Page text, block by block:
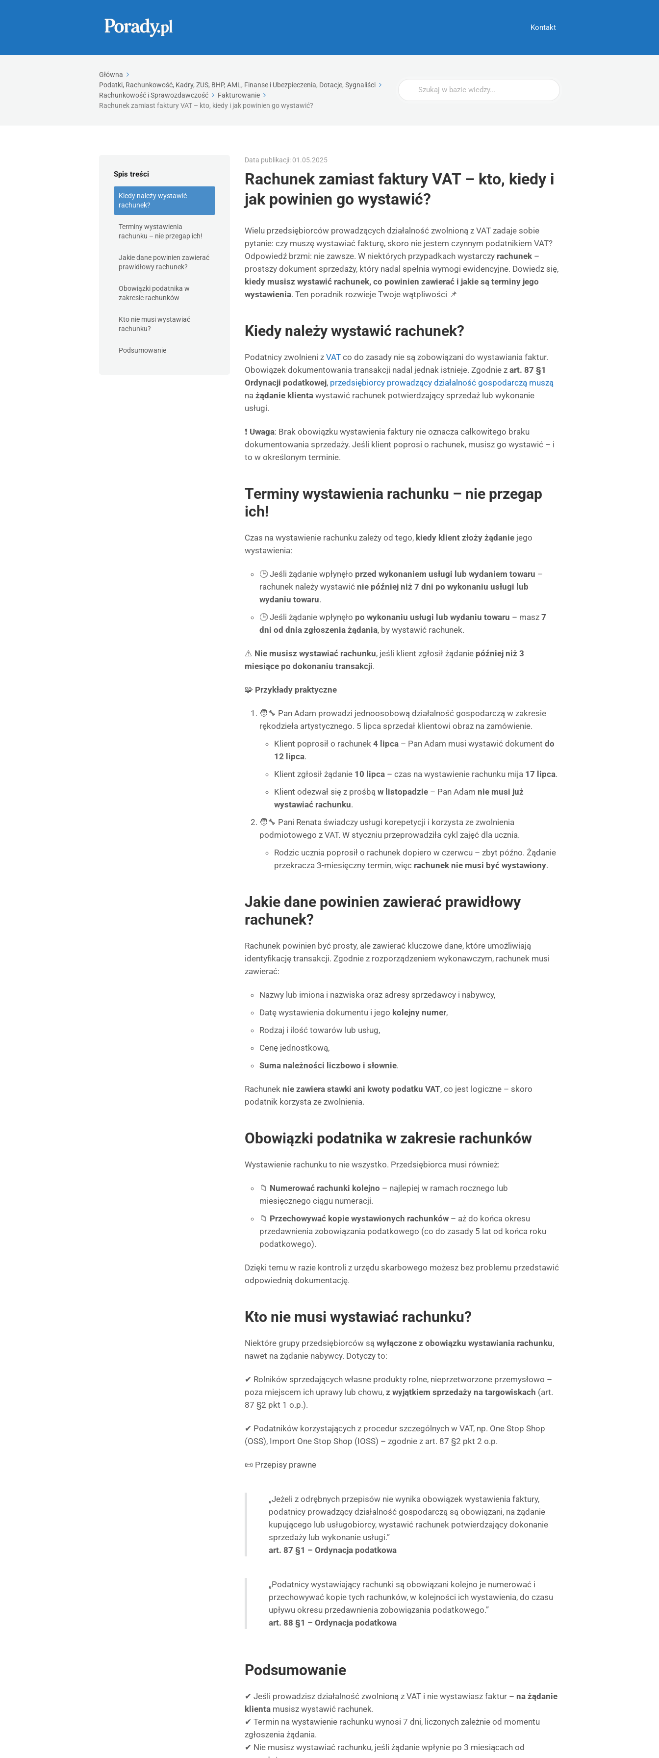
Kontakt
Główna
Podatki, Rachunkowość, Kadry, ZUS, BHP, AML, Finanse i Ubezpieczenia, Dotacje, Sygnaliści
Rachunkowość i Sprawozdawczość
Fakturowanie
Rachunek zamiast faktury VAT – kto, kiedy i jak powinien go wystawić?
Wyszukaj
Spis treści
Kiedy należy wystawić
rachunek?
Terminy wystawienia
rachunku – nie przegap ich!
Jakie dane powinien zawierać
prawidłowy rachunek?
Obowiązki podatnika w
zakresie rachunków
Kto nie musi wystawiać
rachunku?
Podsumowanie
Data publikacji: 01.05.2025
Rachunek zamiast faktury VAT – kto, kiedy i
jak powinien go wystawić?
Wielu przedsiębiorców prowadzących działalność zwolnioną z VAT zadaje sobie
pytanie: czy muszę wystawiać fakturę, skoro nie jestem czynnym podatnikiem VAT?
Odpowiedź brzmi: nie zawsze. W niektórych przypadkach wystarczy rachunek –
prostszy dokument sprzedaży, który nadal spełnia wymogi ewidencyjne. Dowiedz się,
kiedy musisz wystawić rachunek, co powinien zawierać i jakie są terminy jego
wystawienia. Ten poradnik rozwieje Twoje wątpliwości 📌
Kiedy należy wystawić rachunek?
Podatnicy zwolnieni z VAT co do zasady nie są zobowiązani do wystawiania faktur.
Obowiązek dokumentowania transakcji nadal jednak istnieje. Zgodnie z art. 87 §1
Ordynacji podatkowej, przedsiębiorcy prowadzący działalność gospodarczą muszą
na żądanie klienta wystawić rachunek potwierdzający sprzedaż lub wykonanie
usługi.
❗ Uwaga: Brak obowiązku wystawienia faktury nie oznacza całkowitego braku
dokumentowania sprzedaży. Jeśli klient poprosi o rachunek, musisz go wystawić – i
to w określonym terminie.
Terminy wystawienia rachunku – nie przegap
ich!
Czas na wystawienie rachunku zależy od tego, kiedy klient złoży żądanie jego
wystawienia:
🕒 Jeśli żądanie wpłynęło przed wykonaniem usługi lub wydaniem towaru –
rachunek należy wystawić nie później niż 7 dni po wykonaniu usługi lub
wydaniu towaru.
🕒 Jeśli żądanie wpłynęło po wykonaniu usługi lub wydaniu towaru – masz 7
dni od dnia zgłoszenia żądania, by wystawić rachunek.
⚠️ Nie musisz wystawiać rachunku, jeśli klient zgłosił żądanie później niż 3
miesiące po dokonaniu transakcji.
🧩 Przykłady praktyczne
🧑‍🔧 Pan Adam prowadzi jednoosobową działalność gospodarczą w zakresie
rękodzieła artystycznego. 5 lipca sprzedał klientowi obraz na zamówienie.
Klient poprosił o rachunek 4 lipca – Pan Adam musi wystawić dokument do
12 lipca.
Klient zgłosił żądanie 10 lipca – czas na wystawienie rachunku mija 17 lipca.
Klient odezwał się z prośbą w listopadzie – Pan Adam nie musi już
wystawiać rachunku.
🧑‍🔧 Pani Renata świadczy usługi korepetycji i korzysta ze zwolnienia
podmiotowego z VAT. W styczniu przeprowadziła cykl zajęć dla ucznia.
Rodzic ucznia poprosił o rachunek dopiero w czerwcu – zbyt późno. Żądanie
przekracza 3-miesięczny termin, więc rachunek nie musi być wystawiony.
Jakie dane powinien zawierać prawidłowy
rachunek?
Rachunek powinien być prosty, ale zawierać kluczowe dane, które umożliwiają
identyfikację transakcji. Zgodnie z rozporządzeniem wykonawczym, rachunek musi
zawierać:
Nazwy lub imiona i nazwiska oraz adresy sprzedawcy i nabywcy,
Datę wystawienia dokumentu i jego kolejny numer,
Rodzaj i ilość towarów lub usług,
Cenę jednostkową,
Suma należności liczbowo i słownie.
Rachunek nie zawiera stawki ani kwoty podatku VAT, co jest logiczne – skoro
podatnik korzysta ze zwolnienia.
Obowiązki podatnika w zakresie rachunków
Wystawienie rachunku to nie wszystko. Przedsiębiorca musi również:
📁 Numerować rachunki kolejno – najlepiej w ramach rocznego lub
miesięcznego ciągu numeracji.
📁 Przechowywać kopie wystawionych rachunków – aż do końca okresu
przedawnienia zobowiązania podatkowego (co do zasady 5 lat od końca roku
podatkowego).
Dzięki temu w razie kontroli z urzędu skarbowego możesz bez problemu przedstawić
odpowiednią dokumentację.
Kto nie musi wystawiać rachunku?
Niektóre grupy przedsiębiorców są wyłączone z obowiązku wystawiania rachunku,
nawet na żądanie nabywcy. Dotyczy to:
✔ Rolników sprzedających własne produkty rolne, nieprzetworzone przemysłowo –
poza miejscem ich uprawy lub chowu, z wyjątkiem sprzedaży na targowiskach (art.
87 §2 pkt 1 o.p.).
✔ Podatników korzystających z procedur szczególnych w VAT, np. One Stop Shop
(OSS), Import One Stop Shop (IOSS) – zgodnie z art. 87 §2 pkt 2 o.p.
📜 Przepisy prawne
„Jeżeli z odrębnych przepisów nie wynika obowiązek wystawienia faktury,
podatnicy prowadzący działalność gospodarczą są obowiązani, na żądanie
kupującego lub usługobiorcy, wystawić rachunek potwierdzający dokonanie
sprzedaży lub wykonanie usługi.”
art. 87 §1 – Ordynacja podatkowa
„Podatnicy wystawiający rachunki są obowiązani kolejno je numerować i
przechowywać kopie tych rachunków, w kolejności ich wystawienia, do czasu
upływu okresu przedawnienia zobowiązania podatkowego.”
art. 88 §1 – Ordynacja podatkowa
Podsumowanie
✔ Jeśli prowadzisz działalność zwolnioną z VAT i nie wystawiasz faktur – na żądanie
klienta musisz wystawić rachunek.
✔ Termin na wystawienie rachunku wynosi 7 dni, liczonych zależnie od momentu
zgłoszenia żądania.
✔ Nie musisz wystawiać rachunku, jeśli żądanie wpłynie po 3 miesiącach od